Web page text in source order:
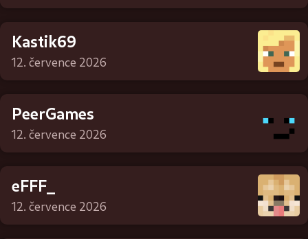
Kastik69
12. července 2026
PeerGames
12. července 2026
eFFF_
12. července 2026